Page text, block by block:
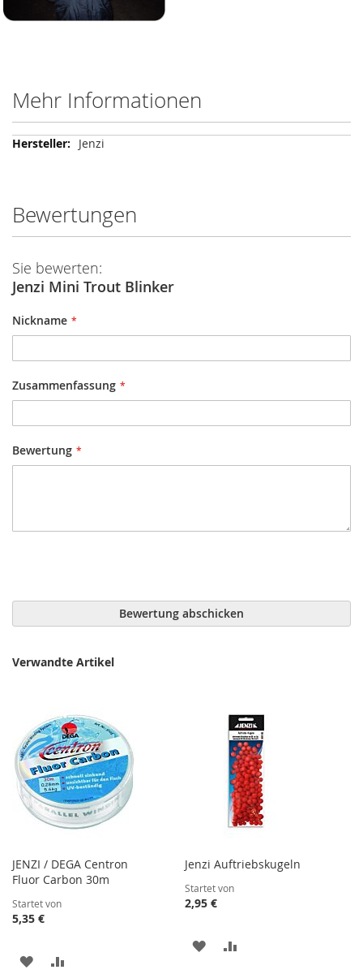
Mehr Informationen
Mehr
Jenzi
Bewertungen
Sie bewerten:
Jenzi Mini Trout Blinker
Nickname
Zusammenfassung
Bewertung
Bewertung abschicken
Verwandte Artikel
JENZI / DEGA Centron
Fluor Carbon 30m
Startet von
5,35 €
ZUR
Jenzi Auftriebskugeln
Startet von
2,95 €
ZUR